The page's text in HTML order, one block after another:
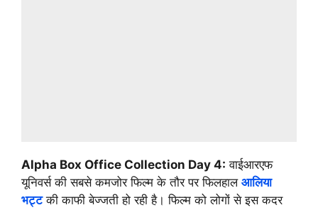
Alpha Box Office Collection Day 4: वाईआरएफ
यूनिवर्स की सबसे कमजोर फिल्म के तौर पर फिलहाल आलिया
भट्टकी काफी बेज्जती हो रही है। फिल्म को लोगों से इस कदर